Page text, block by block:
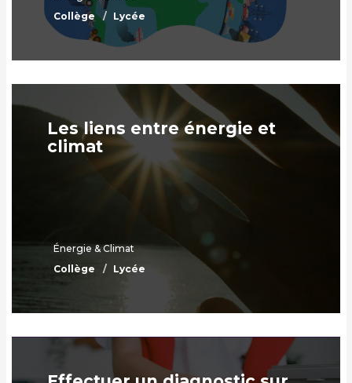
Collège
Lycée
Les liens entre énergie et
climat
Énergie & Climat
Collège
Lycée